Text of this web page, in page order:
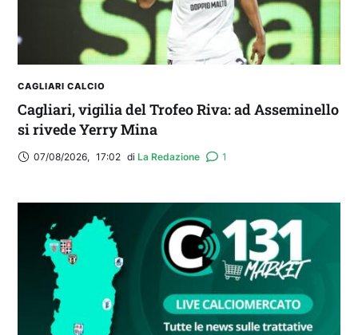
CAGLIARI CALCIO
Cagliari, vigilia del Trofeo Riva: ad Asseminello
si rivede Yerry Mina
07/08/2026, 17:02 di La Redazione 1